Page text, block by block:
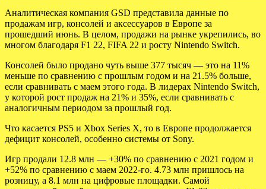
Аналитическая компания GSD представила данные по
продажам игр, консолей и аксессуаров в Европе за
прошедший июнь. В целом, продажи на рынке укрепились, во
многом благодаря F1 22, FIFA 22 и росту Nintendo Switch.
Консолей было продано чуть выше 377 тысяч — это на 11%
меньше по сравнению с прошлым годом и на 21.5% больше,
если сравнивать с маем этого года. В лидерах Nintendo Switch,
у которой рост продаж на 21% и 35%, если сравнивать с
аналогичным периодом за прошлый год.
Что касается PS5 и Xbox Series X, то в Европе продолжается
дефицит консолей, особенно системы от Sony.
Игр продали 12.8 млн — +30% по сравнению с 2021 годом и
+52% по сравнению с маем 2022-го. 4.73 млн пришлось на
розницу, а 8.1 млн на цифровые площадки. Самой